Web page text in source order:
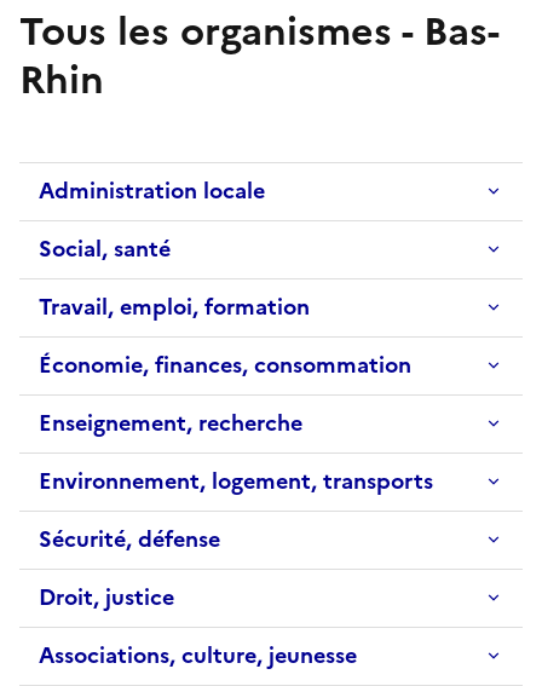
Tous les organismes - Bas-
Rhin
Administration locale
Social, santé
Travail, emploi, formation
Économie, finances, consommation
Enseignement, recherche
Environnement, logement, transports
Sécurité, défense
Droit, justice
Associations, culture, jeunesse